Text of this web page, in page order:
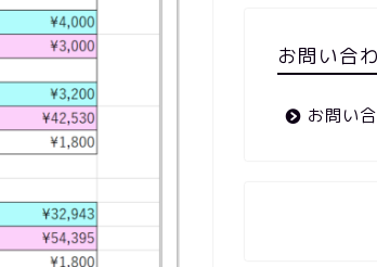
お問い合
お問い